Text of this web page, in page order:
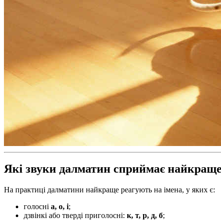
Які звуки далматин сприймає
На практиці далматини найкраще реагують на імена, у яких є:
голосні а, о, і;
дзвінкі або тверді приголосні: к, т, р, д, б;